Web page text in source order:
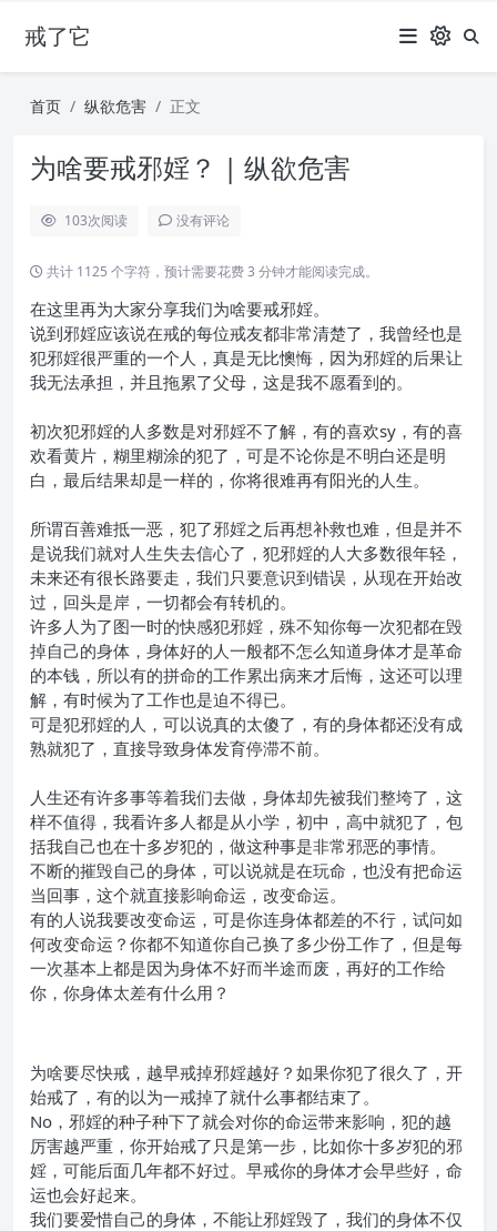
戒了它
首页 纵欲危害 正文
为啥要戒邪婬？ | 纵欲危害
103次阅读 没有评论
共计 1125 个字符，预计需要花费 3 分钟才能阅读完成。
在这里再为大家分享我们为啥要戒邪婬。
说到邪婬应该说在戒的每位戒友都非常清楚了，我曾经也是
犯邪婬很严重的一个人，真是无比懊悔，因为邪婬的后果让
我无法承担，并且拖累了父母，这是我不愿看到的。
初次犯邪婬的人多数是对邪婬不了解，有的喜欢sy，有的喜
欢看黄片，糊里糊涂的犯了，可是不论你是不明白还是明
白，最后结果却是一样的，你将很难再有阳光的人生。
所谓百善难抵一恶，犯了邪婬之后再想补救也难，但是并不
是说我们就对人生失去信心了，犯邪婬的人大多数很年轻，
未来还有很长路要走，我们只要意识到错误，从现在开始改
过，回头是岸，一切都会有转机的。
许多人为了图一时的快感犯邪婬，殊不知你每一次犯都在毁
掉自己的身体，身体好的人一般都不怎么知道身体才是革命
的本钱，所以有的拼命的工作累出病来才后悔，这还可以理
解，有时候为了工作也是迫不得已。
可是犯邪婬的人，可以说真的太傻了，有的身体都还没有成
熟就犯了，直接导致身体发育停滞不前。
人生还有许多事等着我们去做，身体却先被我们整垮了，这
样不值得，我看许多人都是从小学，初中，高中就犯了，包
括我自己也在十多岁犯的，做这种事是非常邪恶的事情。
不断的摧毁自己的身体，可以说就是在玩命，也没有把命运
当回事，这个就直接影响命运，改变命运。
有的人说我要改变命运，可是你连身体都差的不行，试问如
何改变命运？你都不知道你自己换了多少份工作了，但是每
一次基本上都是因为身体不好而半途而废，再好的工作给
你，你身体太差有什么用？
为啥要尽快戒，越早戒掉邪婬越好？如果你犯了很久了，开
始戒了，有的以为一戒掉了就什么事都结束了。
No，邪婬的种子种下了就会对你的命运带来影响，犯的越
厉害越严重，你开始戒了只是第一步，比如你十多岁犯的邪
婬，可能后面几年都不好过。早戒你的身体才会早些好，命
运也会好起来。
我们要爱惜自己的身体，不能让邪婬毁了，我们的身体不仅